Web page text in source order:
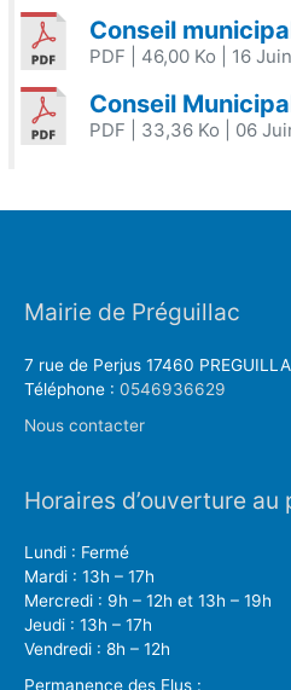
Conseil
PDF | 46,00 Ko | 16
Conseil
PDF | 33,36 Ko | 06
Mairie de Préguillac
7 rue de Perjus 17460
Téléphone : 0546936629
Nous contacter
Horaires d’ouverture au
Lundi : Fermé
Mardi : 13h – 17h
Mercredi : 9h – 12h et 13h – 19h
Jeudi : 13h – 17h
Vendredi : 8h – 12h
Permanence des Elus :